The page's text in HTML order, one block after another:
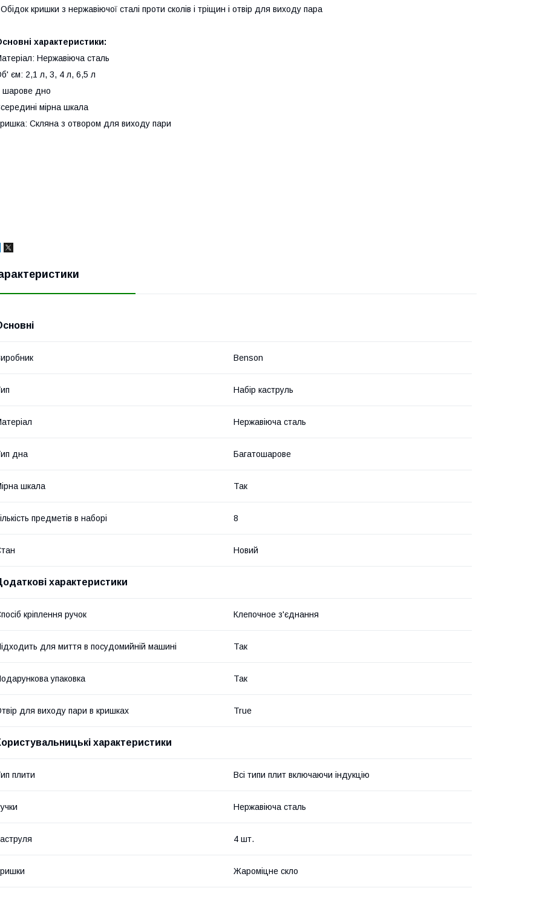
кришки з нержавіючої сталі проти сколів і тріщин і отвір для виходу пара
характеристики:
Нержавіюча сталь
єм: 2,1 л, 3, 4 л, 6,5 л
шарове дно
мірна шкала
Скляна з отвором для виходу пари
Benson
Набір каструль
Нержавіюча сталь
дна Багатошарове
шкала Так
предметів в наборі 8
Новий
характеристики
кріплення ручок Клепочное з'єднання
для миття в посудомийній машині Так
упаковка Так
для виходу пари в кришках True
характеристики
плити Всі типи плит включаючи індукцію
Нержавіюча сталь
4 шт.
Жароміцне скло